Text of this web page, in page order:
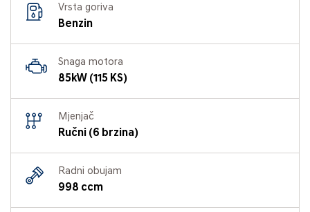
Vrsta goriva
Benzin
Snaga motora
85kW (115 KS)
Mjenjač
Ručni (6 brzina)
Radni obujam
998 ccm